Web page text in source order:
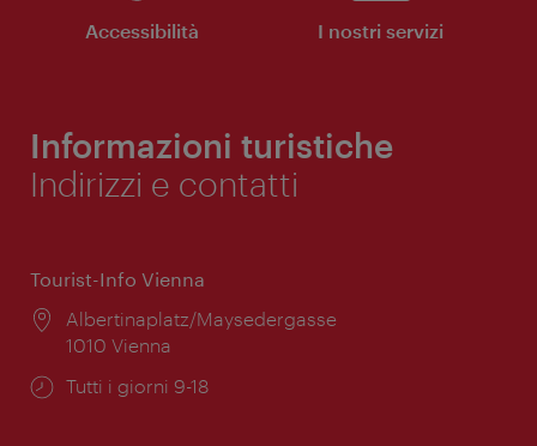
Accessibilità I nostri servizi
Informazioni turistiche
Indirizzi e contatti
Tourist-Info Vienna
Posizione:
Albertinaplatz/Maysedergasse
1010 Vienna
Orari
Tutti i giorni 9-18